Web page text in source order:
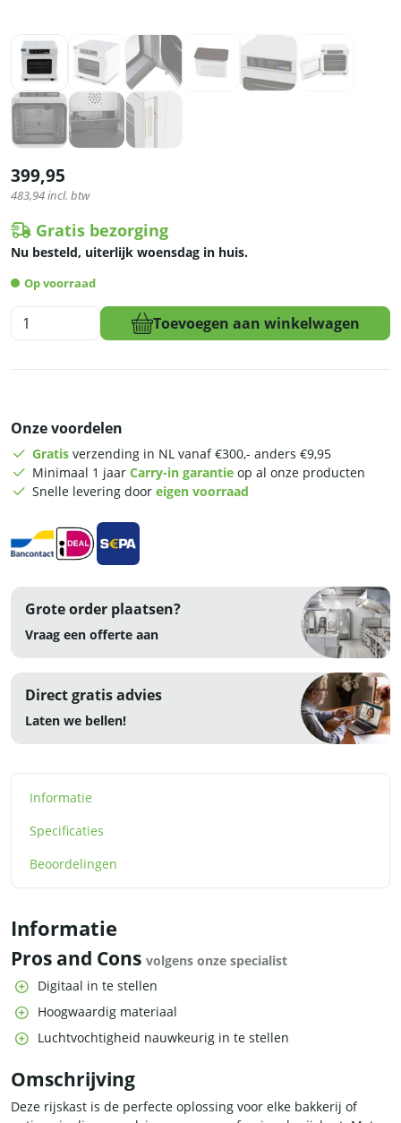
399,95
483,94incl. btw
Gratis bezorging
Nu besteld, uiterlijk woensdag in huis.
Op voorraad
HCB
Rijskast
aantal
Toevoegen aan winkelwagen
Onze voordelen
Gratis verzending in NL vanaf €300,- anders €9,95
Minimaal 1 jaar Carry-in garantie op al onze producten
Snelle levering door eigen voorraad
Grote order plaatsen?
Vraag een offerte aan
Direct gratis advies
Laten we bellen!
Informatie
Specificaties
Beoordelingen
Informatie
Pros and Cons volgens onze specialist
Digitaal in te stellen
Hoogwaardig materiaal
Luchtvochtigheid nauwkeurig in te stellen
Omschrijving
Deze rijskast is de perfecte oplossing voor elke bakkerij of